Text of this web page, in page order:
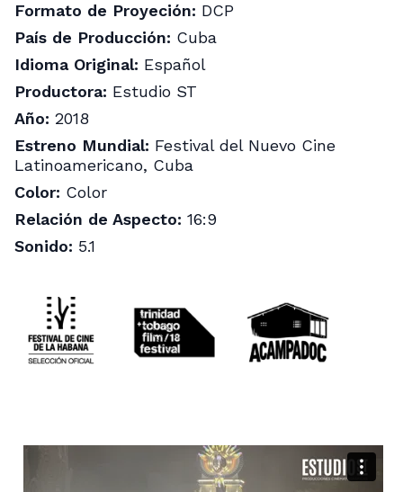
Formato de Proyeción: DCP
País de Producción: Cuba
Idioma Original: Español
Productora: Estudio ST
Año: 2018
Estreno Mundial: Festival del Nuevo Cine
Latinoamericano, Cuba
Color: Color
Relación de Aspecto: 16:9
Sonido: 5.1